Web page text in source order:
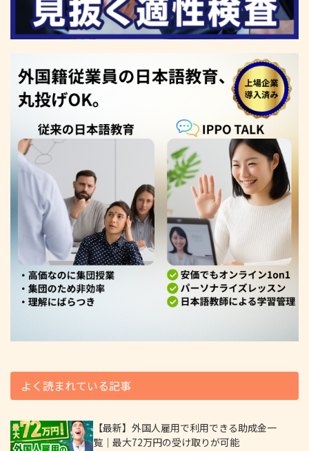
よく読まれている記事
【最新】外国人雇用で利用できる助成金一
覧｜最大72万円の受け取りが可能